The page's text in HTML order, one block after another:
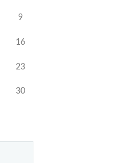
9
16
23
30